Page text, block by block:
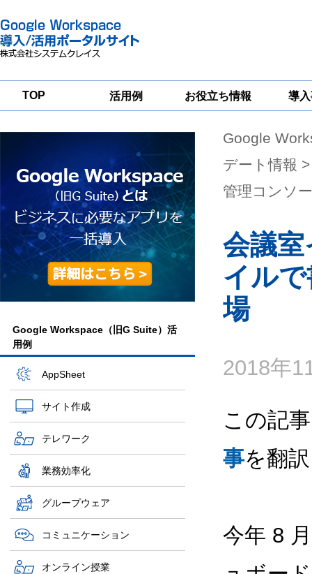
TOP 活用例 お役立ち情報
一
導
グループウェア
移行支援
Google
Workspace
セキュリティ
対策サービス
Google Workspace（旧G Suite）活
用例
AppSheet
サイト作成
テレワーク
業務効率化
グループウェア
コミュニケーション
オンライン授業
Google
デート情報
管理コンソ
会議
イル
場
2018年
この記
事を翻
今年 8